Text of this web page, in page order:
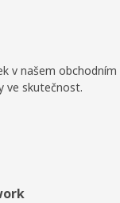
v našem obchodním
ve skutečnost.